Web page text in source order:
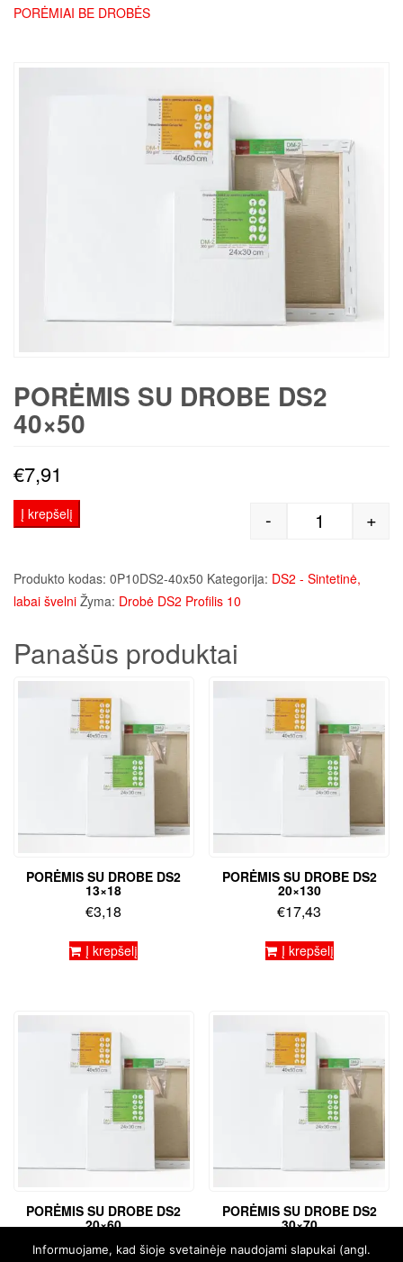
PORĖMIAI BE DROBĖS
PORĖMIS SU DROBE DS2
40×50
€7,91
produkto
- +
Į krepšelį
Produkto kodas: 0P10DS2-40x50 Kategorija: DS2 - Sintetinė,
labai švelni Žyma: Drobė DS2 Profilis 10
Panašūs produktai
PORĖMIS SU DROBE DS2
13×18
€3,18
Į krepšelį
PORĖMIS SU DROBE DS2
20×130
€17,43
Į krepšelį
PORĖMIS SU DROBE DS2
20×60
€6,67
PORĖMIS SU DROBE DS2
30×70
€ 8,94
Informuojame, kad šioje svetainėje naudojami slapukai (angl.